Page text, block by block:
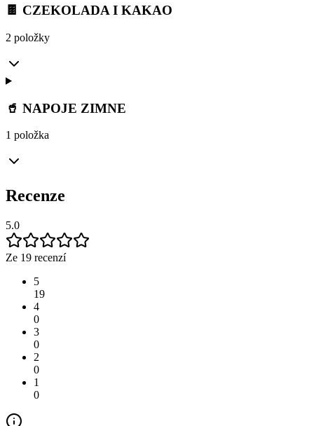
🍫 CZEKOLADA I KAKAO
2 položky
🥤 NAPOJE ZIMNE
1 položka
Recenze
5.0
Ze 19 recenzí
5
19
4
0
3
0
2
0
1
0